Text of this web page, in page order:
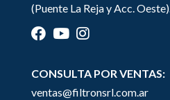
(Puente La Reja y Acc. Oeste).
CONSULTA POR VENTAS:
ventas@filtronsrl.com.ar